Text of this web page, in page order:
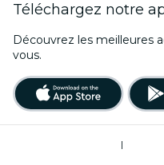
Téléchargez notre
Découvrez les meilleures
vous.
|